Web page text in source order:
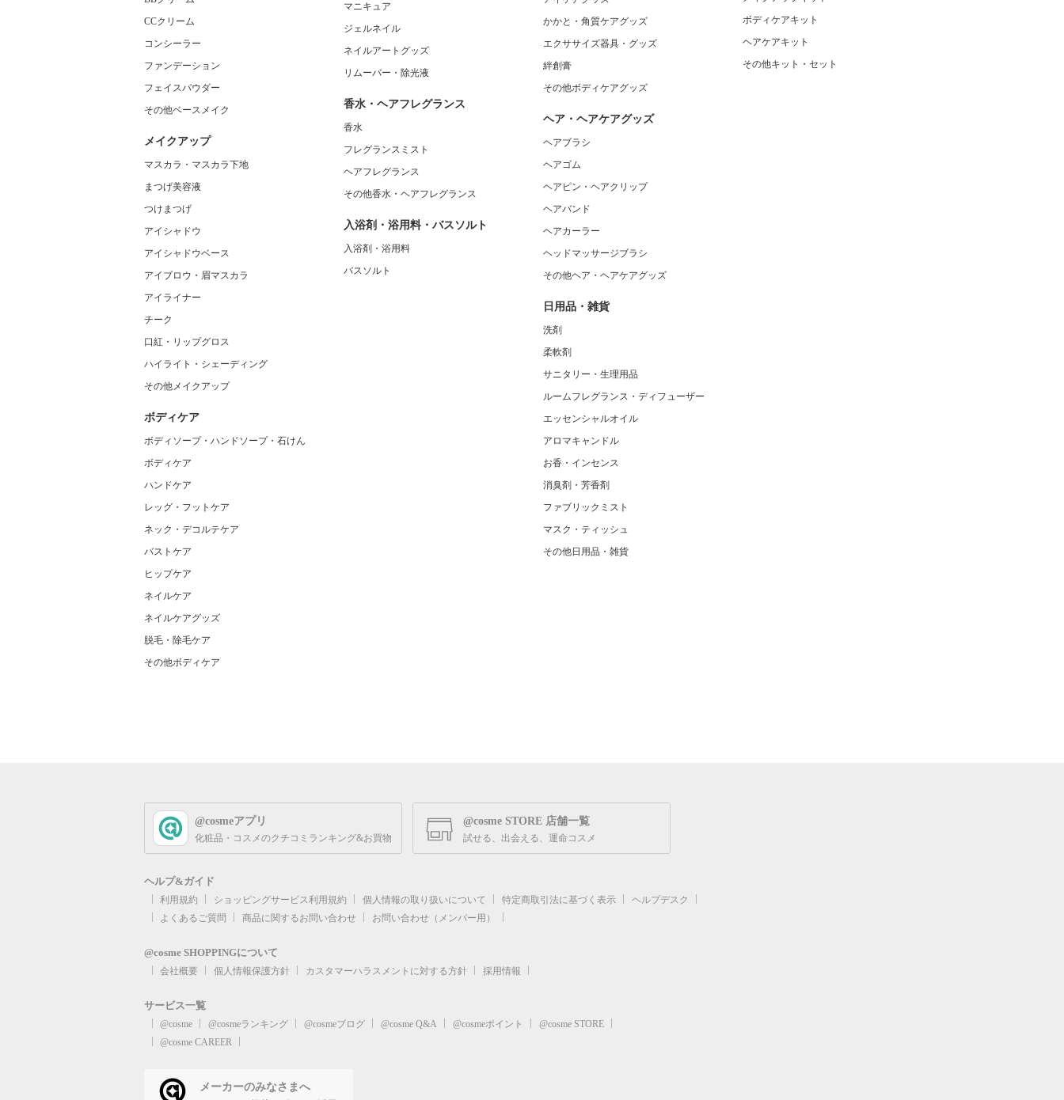
CCクリーム
コンシーラー
ファンデーション
フェイスパウダー
その他ベースメイク
メイクアップ
マスカラ・マスカラ下地
まつげ美容液
つけまつげ
アイシャドウ
アイシャドウベース
アイブロウ・眉マスカラ
アイライナー
チーク
口紅・リップグロス
ハイライト・シェーディング
その他メイクアップ
ボディケア
ボディソープ・ハンドソープ・石けん
ボディケア
ハンドケア
レッグ・フットケア
ネック・デコルテケア
バストケア
ヒップケア
ネイルケア
ネイルケアグッズ
脱毛・除毛ケア
その他ボディケア
マニキュア
ジェルネイル
ネイルアートグッズ
リムーバー・除光液
香水・ヘアフレグランス
香水
フレグランスミスト
ヘアフレグランス
その他香水・ヘアフレグランス
入浴剤・浴用料・バスソルト
入浴剤・浴用料
バスソルト
かかと・角質ケアグッズ
エクササイズ器具・グッズ
絆創膏
その他ボディケアグッズ
ヘア・ヘアケアグッズ
ヘアブラシ
ヘアゴム
ヘアピン・ヘアクリップ
ヘアバンド
ヘアカーラー
ヘッドマッサージブラシ
その他ヘア・ヘアケアグッズ
日用品・雑貨
洗剤
柔軟剤
サニタリー・生理用品
ルームフレグランス・ディフューザー
エッセンシャルオイル
アロマキャンドル
お香・インセンス
消臭剤・芳香剤
ファブリックミスト
マスク・ティッシュ
その他日用品・雑貨
ボディケアキット
ヘアケアキット
その他キット・セット
@cosmeアプリ
化粧品・コスメのクチコミランキング&お買物
@cosme STORE 店舗一覧
試せる、出会える、運命コスメ
ヘルプ&ガイド
利用規約 ショッピングサービス利用規約 個人情報の取り扱いについて 特定商取引法に基づく表示
ヘルプデスク
よくあるご質問
商品に関するお問い合わせ お問い合わせ（メンバー用）
@cosme SHOPPINGについて
会社概要 個人情報保護方針 カスタマーハラスメントに対する方針 採用情報
サービス一覧
@cosme @cosmeランキング @cosmeブログ @cosme Q&A @cosmeポイント
@cosme STORE
@cosme CAREER
メーカーのみなさまへ